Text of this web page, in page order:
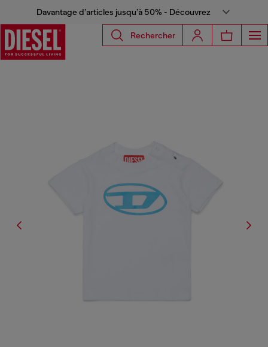
Davantage d’articles jusqu’à 50% - Découvrez
Rechercher